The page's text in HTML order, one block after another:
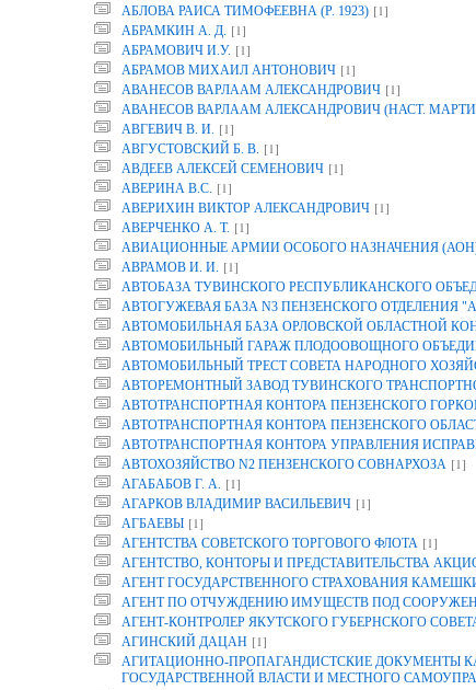
АБЛОВА РАИСА ТИМОФЕЕВНА (Р. 1923) [1]
АБРАМКИН А. Д. [1]
АБРАМОВИЧ И.У. [1]
АБРАМОВ МИХАИЛ АНТОНОВИЧ [1]
АВАНЕСОВ ВАРЛААМ АЛЕКСАНДРОВИЧ [1]
АВАНЕСОВ ВАРЛААМ АЛЕКСАНДРОВИЧ (НАСТ.
АВГЕВИЧ В. И. [1]
АВГУСТОВСКИЙ Б. В. [1]
АВДЕЕВ АЛЕКСЕЙ СЕМЕНОВИЧ [1]
АВЕРИНА B.C. [1]
АВЕРИХИН ВИКТОР АЛЕКСАНДРОВИЧ [1]
АВЕРЧЕНКО А. Т. [1]
АВИАЦИОННЫЕ АРМИИ ОСОБОГО НАЗНАЧЕНИЯ
АВРАМОВ И. И. [1]
АВТОБАЗА ТУВИНСКОГО РЕСПУБЛИКАНСКОГО
АВТОГУЖЕВАЯ БАЗА N3 ПЕНЗЕНСКОГО ОТДЕЛЕНИЯ
АВТОМОБИЛЬНАЯ БАЗА ОРЛОВСКОЙ ОБЛАСТНОЙ
АВТОМОБИЛЬНЫЙ ГАРАЖ ПЛОДООВОЩНОГО
АВТОМОБИЛЬНЫЙ ТРЕСТ СОВЕТА НАРОДНОГО
АВТОРЕМОНТНЫЙ ЗАВОД ТУВИНСКОГО
АВТОТРАНСПОРТНАЯ КОНТОРА ПЕНЗЕНСКОГО
АВТОТРАНСПОРТНАЯ КОНТОРА ПЕНЗЕНСКОГО
АВТОТРАНСПОРТНАЯ КОНТОРА УПРАВЛЕНИЯ
АВТОХОЗЯЙСТВО N2 ПЕНЗЕНСКОГО СОВНАРХОЗА [1]
АГАБАБОВ Г. А. [1]
АГАРКОВ ВЛАДИМИР ВАСИЛЬЕВИЧ [1]
АГБАЕВЫ [1]
АГЕНТСТВА СОВЕТСКОГО ТОРГОВОГО ФЛОТА [1]
АГЕНТСТВО, КОНТОРЫ И ПРЕДСТАВИТЕЛЬСТВА
АГЕНТ ГОСУДАРСТВЕННОГО СТРАХОВАНИЯ
АГЕНТ ПО ОТЧУЖДЕНИЮ ИМУЩЕСТВ ПОД
АГЕНТ-КОНТРОЛЕР ЯКУТСКОГО ГУБЕРНСКОГО
АГИНСКИЙ ДАЦАН [1]
АГИТАЦИОННО-ПРОПАГАНДИСТСКИЕ ДОКУМЕНТЫ
ГОСУДАРСТВЕННОЙ ВЛАСТИ И МЕСТНОГО